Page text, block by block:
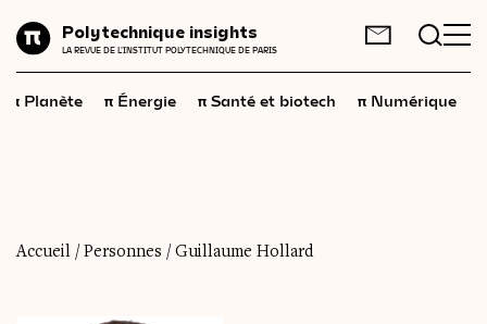
Polytechnique insights
LA REVUE DE L'INSTITUT POLYTECHNIQUE DE PARIS
Énergie
Santé
et biotech
Économie
FR EN
π Planète π Énergie π Santé et biotech π Numérique
Accueil / Personnes / Guillaume Hollard